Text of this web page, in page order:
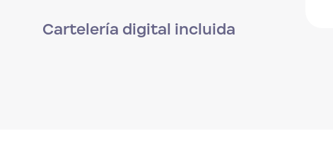
Cartelería digital incluida